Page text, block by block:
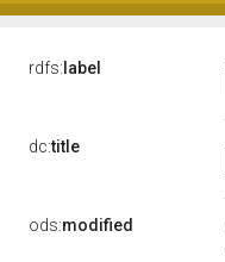
rdfs: label
dc:title
ods:modified